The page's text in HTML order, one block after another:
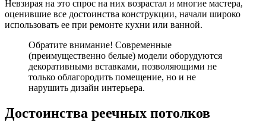
Невзирая на это спрос на них возрастал и многие мастера,
оценившие все достоинства конструкции, начали широко
использовать ее при ремонте кухни или ванной.
Обратите внимание! Современные
(преимущественно белые) модели оборудуются
декоративными вставками, позволяющими не
только облагородить помещение, но и не
нарушить дизайн интерьера.
Достоинства реечных потолков